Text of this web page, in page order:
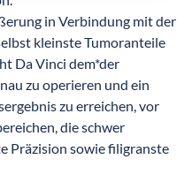
in Verbindung mit der
kleinste Tumoranteile
Da Vinci dem*der
zu operieren und ein
zu erreichen, vor
die schwer
Präzision sowie filigranste